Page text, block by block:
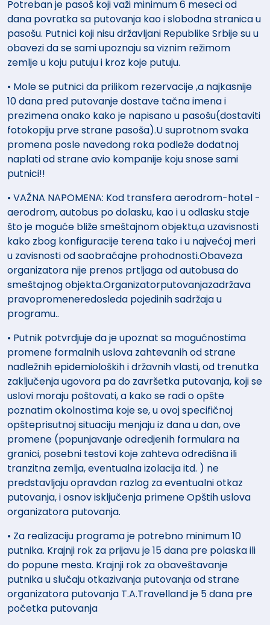
Potreban je pasoš koji važi minimum 6 meseci od
dana povratka sa putovanja kao i slobodna stranica u
pasošu. Putnici koji nisu državljani Republike Srbije su u
obavezi da se sami upoznaju sa viznim režimom
zemlje u koju putuju i kroz koje putuju.
• Mole se putnici da prilikom rezervacije ,a najkasnije
10 dana pred putovanje dostave tačna imena i
prezimena onako kako je napisano u pasošu(dostaviti
fotokopiju prve strane pasoša).U suprotnom svaka
promena posle navedong roka podleže dodatnoj
naplati od strane avio kompanije koju snose sami
putnici!!
• VAŽNA NAPOMENA: Kod transfera aerodrom-hotel -
aerodrom, autobus po dolasku, kao i u odlasku staje
što je moguće bliže smeštajnom objektu,a uzavisnosti
kako zbog konfiguracije terena tako i u najvećoj meri
u zavisnosti od saobraćajne prohodnosti.Obaveza
organizatora nije prenos prtljaga od autobusa do
smeštajnog objekta.Organizatorputovanjazadržava
pravopromeneredosleda pojedinih sadržaja u
programu..
• Putnik potvrdjuje da je upoznat sa mogućnostima
promene formalnih uslova zahtevanih od strane
nadležnih epidemioloških i državnih vlasti, od trenutka
zaključenja ugovora pa do završetka putovanja, koji se
uslovi moraju poštovati, a kako se radi o opšte
poznatim okolnostima koje se, u ovoj specifičnoj
opšteprisutnoj situaciju menjaju iz dana u dan, ove
promene (popunjavanje odredjenih formulara na
granici, posebni testovi koje zahteva odredišna ili
tranzitna zemlja, eventualna izolacija itd. ) ne
predstavljaju opravdan razlog za eventualni otkaz
putovanja, i osnov isključenja primene Opštih uslova
organizatora putovanja.
• Za realizaciju programa je potrebno minimum 10
putnika. Krajnji rok za prijavu je 15 dana pre polaska ili
do popune mesta. Krajnji rok za obaveštavanje
putnika u slučaju otkazivanja putovanja od strane
organizatora putovanja T.A.Travelland je 5 dana pre
početka putovanja